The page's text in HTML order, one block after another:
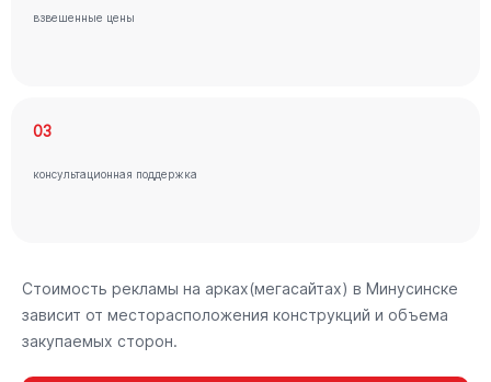
взвешенные цены
03
консультационная поддержка
Стоимость рекламы на арках(мегасайтах) в Минусинске
зависит от месторасположения конструкций и объема
закупаемых сторон.